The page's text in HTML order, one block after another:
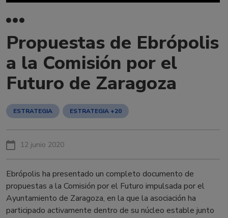
Propuestas de Ebrópolis
a la Comisión por el
Futuro de Zaragoza
ESTRATEGIA ESTRATEGIA +20
12 junio 2020
Ebrópolis ha presentado un completo documento de
propuestas a la Comisión por el Futuro impulsada por el
Ayuntamiento de Zaragoza, en la que la asociación ha
participado activamente dentro de su núcleo estable junto